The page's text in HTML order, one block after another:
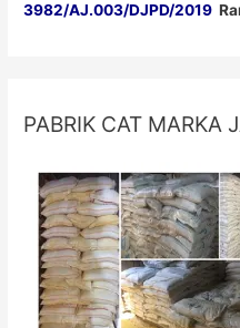
3982/AJ.003/DJPD/2019
PABRIK CAT MARKA